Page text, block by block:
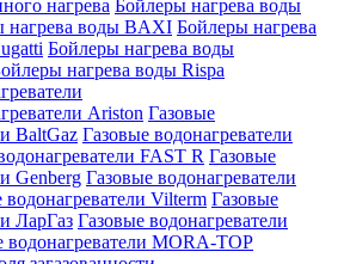
нагрева Бойлеры нагрева воды
нагрева воды BAXI Бойлеры нагрева
Бойлеры нагрева воды
нагрева воды Rispa
Ariston Газовые
BaltGaz Газовые водонагреватели
FAST R Газовые
Genberg Газовые водонагреватели
водонагреватели Vilterm Газовые
ЛарГаз Газовые водонагреватели
водонагреватели MORA-TOP